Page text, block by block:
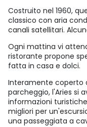
Costruito nel 1960,
classico con aria
canali satellitari.
Ogni mattina vi
ristorante propone
fatta in casa e dolci.
Interamente coperto
parcheggio, l'Aries si
informazioni
migliori per
una passeggiata a